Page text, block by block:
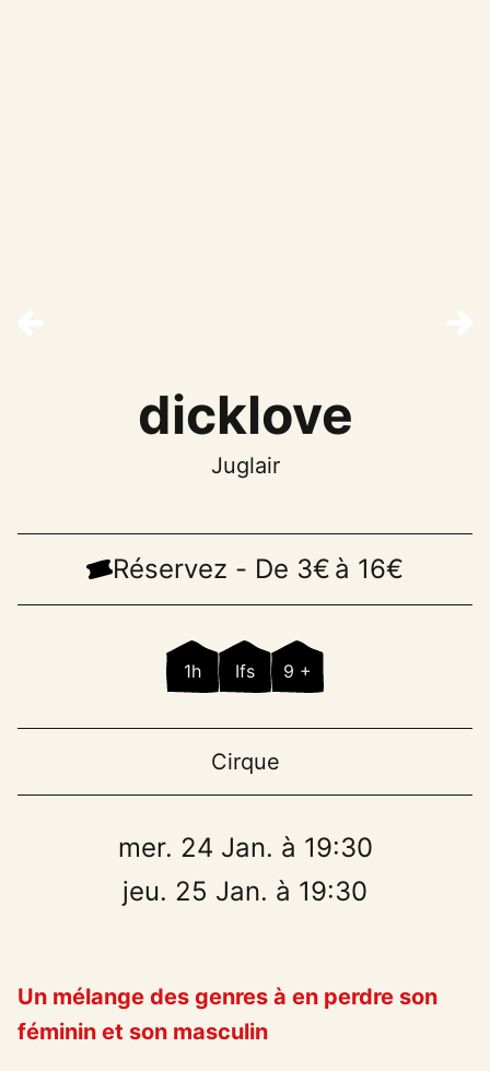
dicklove
Juglair
Réservez - De 3€ à 16€
1h Ifs 9 +
Cirque
mer. 24 Jan. à 19:30
jeu. 25 Jan. à 19:30
Un mélange des genres à en perdre son
féminin et son masculin